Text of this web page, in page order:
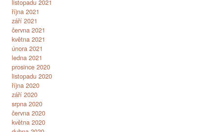
listopadu 2021
října 2021
září 2021
června 2021
května 2021
února 2021
ledna 2021
prosince 2020
listopadu 2020
října 2020
září 2020
srpna 2020
června 2020
května 2020